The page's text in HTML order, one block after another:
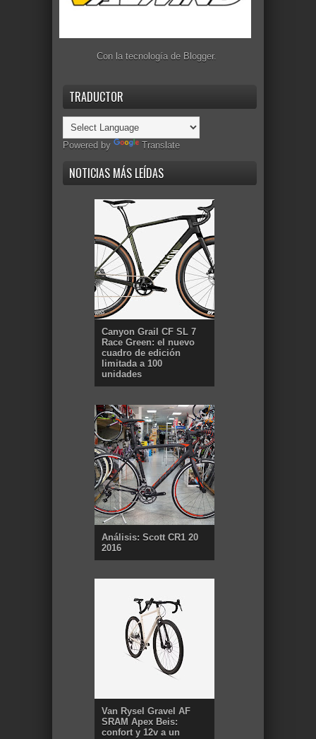
Con la tecnología de Blogger.
TRADUCTOR
Powered by Translate
NOTICIAS MÁS LEÍDAS
Canyon Grail CF SL 7
Race Green: el nuevo
cuadro de edición
limitada a 100
unidades
Análisis: Scott CR1 20
2016
Van Rysel Gravel AF
SRAM Apex Beis:
confort y 12v a un